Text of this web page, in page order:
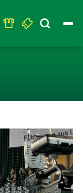
Search
for: